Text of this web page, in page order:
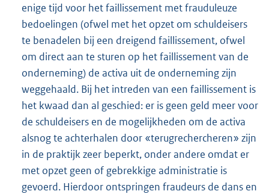
enige tijd voor het faillissement met frauduleuze
bedoelingen (ofwel met het opzet om schuldeisers
te benadelen bij een dreigend faillissement, ofwel
om direct aan te sturen op het faillissement van de
onderneming) de activa uit de onderneming zijn
weggehaald. Bij het intreden van een faillissement is
het kwaad dan al geschied: er is geen geld meer voor
de schuldeisers en de mogelijkheden om de activa
alsnog te achterhalen door «terugrechercheren» zijn
in de praktijk zeer beperkt, onder andere omdat er
met opzet geen of gebrekkige administratie is
gevoerd. Hierdoor ontspringen fraudeurs de dans en